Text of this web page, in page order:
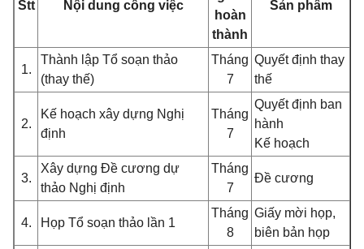
Stt Nội dung công việc
hoàn
thành
Sản phẩm
1.
Thành lập Tổ soạn thảo
(thay thế)
Tháng
7
Quyết định thay
thế
2.
Kế hoạch xây dựng Nghị
định
Tháng
7
Quyết định ban
hành
Kế hoạch
3.
Xây dựng Đề cương dự
thảo Nghị định
Tháng
7
Đề cương
4. Họp Tổ soạn thảo lần 1
Tháng
8
Giấy mời họp,
biên bản họp